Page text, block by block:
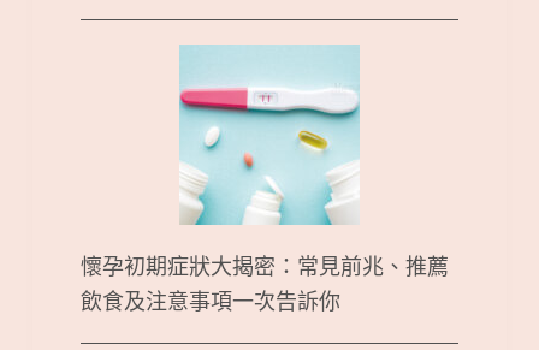
懷孕初期症狀大揭密：常見前兆、推薦
飲食及注意事項一次告訴你